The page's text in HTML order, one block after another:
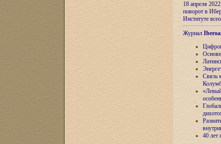
18 апреля
поворот в
Институте
Журнал
Связь
40 лет